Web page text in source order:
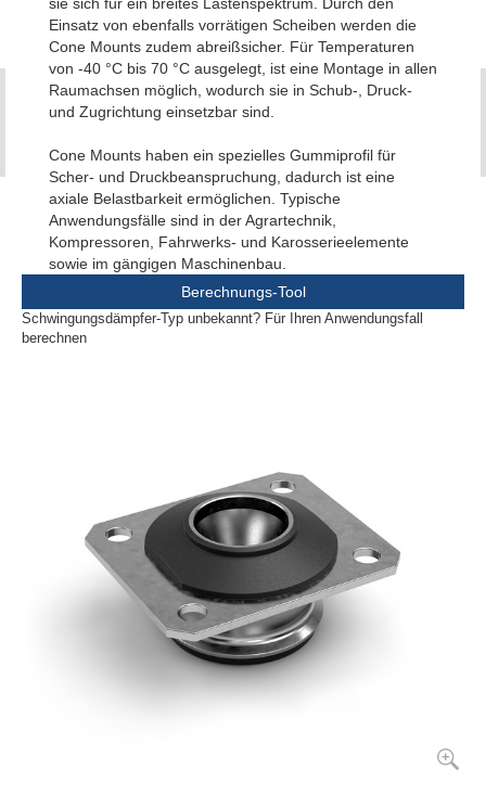
Einsatz von ebenfalls vorrätigen Scheiben werden die
Cone Mounts zudem abreißsicher. Für Temperaturen
von -40 °C bis 70 °C ausgelegt, ist eine Montage in allen
Raumachsen möglich, wodurch sie in Schub-, Druck-
und Zugrichtung einsetzbar sind.
Cone Mounts haben ein spezielles Gummiprofil für
Scher- und Druckbeanspruchung, dadurch ist eine
axiale Belastbarkeit ermöglichen. Typische
Anwendungsfälle sind in der Agrartechnik,
Kompressoren, Fahrwerks- und Karosserieelemente
sowie im gängigen Maschinenbau.
Berechnungs-Tool
Schwingungsdämpfer-Typ unbekannt? Für Ihren Anwendungsfall
berechnen